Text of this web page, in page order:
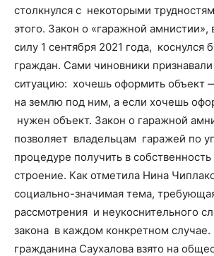
столкнулся с некоторыми
этого. Закон о «гаражной амнистии»,
силу 1 сентября 2021 года, коснулся
граждан. Сами чиновники
ситуацию: хочешь оформить объект
на землю под ним, а если хочешь
нужен объект. Закон о гаражной
позволяет владельцам гаражей по
процедуре получить в
строение. Как отметила Нина
социально-значимая тема,
рассмотрения и неукоснительного
закона в каждом конкретном
гражданина Саухалова взято на